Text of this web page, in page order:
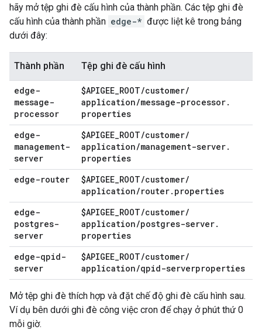
hãy mở tệp ghi đè cấu hình của thành phần. Các tệp ghi đè
cấu hình của thành phần edge-* được liệt kê trong bảng
dưới đây:
Thành phần Tệp ghi đè cấu hình
edge-
message-
processor
$APIGEE_ROOT/customer/
application/message-processor.
properties
edge-
management-
server
$APIGEE_ROOT/customer/
application/management-server.
properties
edge-router
$APIGEE_ROOT/customer/
application/router. properties
edge-
postgres-
server
$APIGEE_ROOT/customer/
application/postgres-server.
properties
edge-qpid-
server
$APIGEE_ROOT/customer/
application/qpid-serverproperties
Mở tệp ghi đè thích hợp và đặt chế độ ghi đè cấu hình sau.
Ví dụ bên dưới ghi đè công việc cron để chạy ở phút thứ 0
mỗi giờ.